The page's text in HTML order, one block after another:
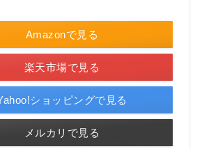
Amazonで見る
楽天市場で見る
ショッピングで見る
メルカリで見る